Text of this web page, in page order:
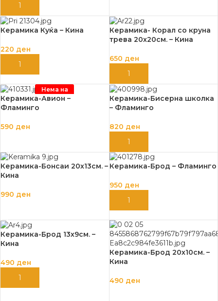
ДОДАЈ ВО КОШНИЦА
Керамика Куќа – Кина
220 ден
ДОДАЈ ВО КОШНИЦА
Керамика- Корал со круна
трева 20х20см. – Кина
650 ден
ДОДАЈ ВО КОШНИЦА
Нема на
залиха
Керамика-Авион –
Фламинго
590 ден
Керамика-Бисерна школка
– Фламинго
820 ден
ДОДАЈ ВО КОШНИЦА
Керамика-Бонсаи 20х13см. –
Кина
990 ден
Керамика-Брод – Фламинго
950 ден
ДОДАЈ ВО КОШНИЦА
Керамика-Брод 13х9см. –
Кина
490 ден
ДОДАЈ ВО КОШНИЦА
Керамика-Брод 20х10см. –
Кина
490 ден